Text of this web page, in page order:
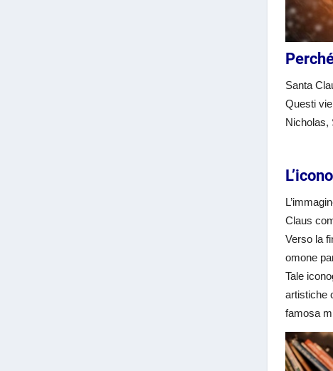
Santa
Questi
Nicholas,
Claus
Verso la
omone
Tale
artistiche
famosa